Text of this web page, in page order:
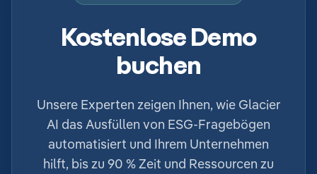
Kostenlose Demo
buchen
Unsere Experten zeigen Ihnen, wie Glacier
AI das Ausfüllen von ESG-Fragebögen
automatisiert und Ihrem Unternehmen
hilft, bis zu 90 % Zeit und Ressourcen zu